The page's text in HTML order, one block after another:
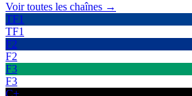
Voir toutes les chaînes →
TF1
TF1
F2
F2
F3
F3